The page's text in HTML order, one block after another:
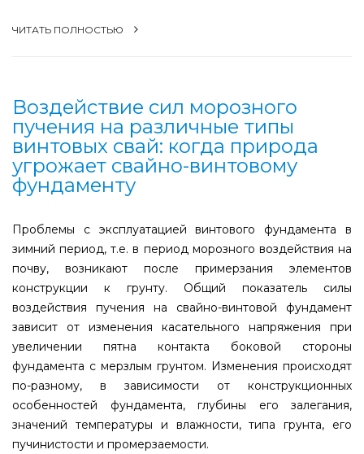
ЧИТАТЬ ПОЛНОСТЬЮ
Воздействие сил морозного
пучения на различные типы
винтовых свай: когда природа
угрожает свайно-винтовому
фундаменту
Проблемы с эксплуатацией винтового фундамента в
зимний период, т.е. в период морозного воздействия на
почву, возникают после примерзания элементов
конструкции к грунту. Общий показатель силы
воздействия пучения на свайно-винтовой фундамент
зависит от изменения касательного напряжения при
увеличении пятна контакта боковой стороны
фундамента с мерзлым грунтом. Изменения происходят
по-разному, в зависимости от конструкционных
особенностей фундамента, глубины его залегания,
значений температуры и влажности, типа грунта, его
пучинистости и промерзаемости.